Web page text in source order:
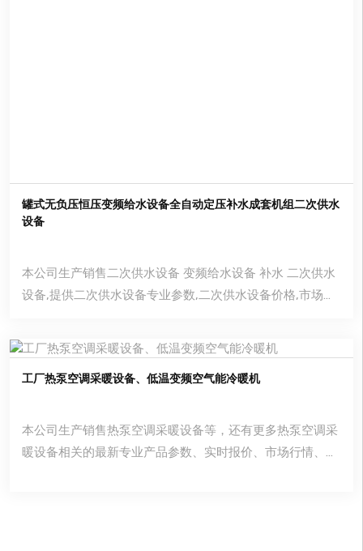
罐式无负压恒压变频给水设备全自动定压补水成套机组二次供水
设备
本公司生产销售二次供水设备 变频给水设备 补水 二次供水
设备,提供二次供水设备专业参数,二次供水设备价格,市场行
备 品牌凯华|产地河南|价格7
工厂热泵空调采暖设备、低温变频空气能冷暖机
本公司生产销售热泵空调采暖设备等，还有更多热泵空调采
暖设备相关的最新专业产品参数、实时报价、市场行情、优